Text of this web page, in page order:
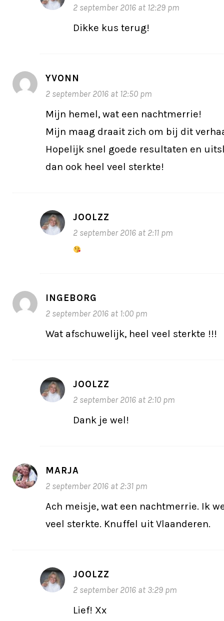
2 september 2016 at 12:29 pm
Dikke kus terug!
YVONN
2 september 2016 at 12:50 pm
Mijn hemel, wat een nachtmerrie!
Mijn maag draait zich om bij dit
Hopelijk snel goede resultaten en
dan ook heel veel sterkte!
JOOLZZ
2 september 2016 at 2:11 pm
INGEBORG
2 september 2016 at 1:00 pm
Wat afschuwelijk, heel veel sterkte !!!
JOOLZZ
2 september 2016 at 2:10 pm
Dank je wel!
MARJA
2 september 2016 at 2:31 pm
Ach meisje, wat een nachtmerrie. Ik
veel sterkte. Knuffel uit Vlaanderen.
JOOLZZ
2 september 2016 at 3:29 pm
Lief! Xx